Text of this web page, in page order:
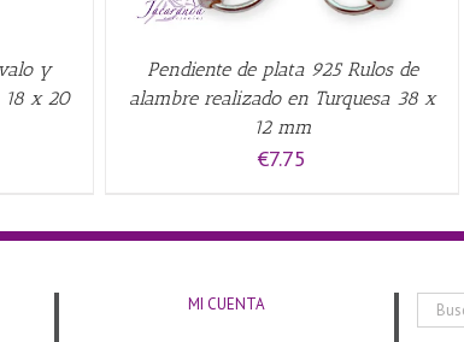
y
18 x 20
Pendiente de plata 925 Rulos de
alambre realizado en Turquesa 38 x
12 mm
€7.75
MI CUENTA Buscar: